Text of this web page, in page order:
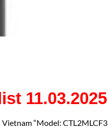
11.03.2025
“Model: CTL2MLCF3